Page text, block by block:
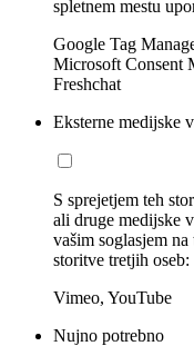
spletnem mestu
Google Tag
Microsoft Consent
Freshchat
Eksterne medijske
S sprejetjem teh
ali druge medijske
vašim soglasjem
storitve tretjih oseb:
Vimeo, YouTube
Nujno potrebno